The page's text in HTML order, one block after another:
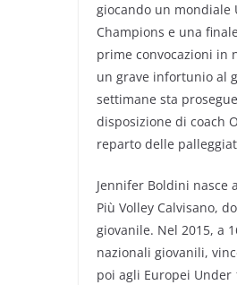
giocando un mondiale
Champions e una
prime convocazioni in
un grave infortunio al
settimane sta
disposizione di coach
reparto delle
Jennifer Boldini nasce
Più Volley Calvisano,
giovanile. Nel 2015, a
nazionali giovanili,
poi agli Europei Under